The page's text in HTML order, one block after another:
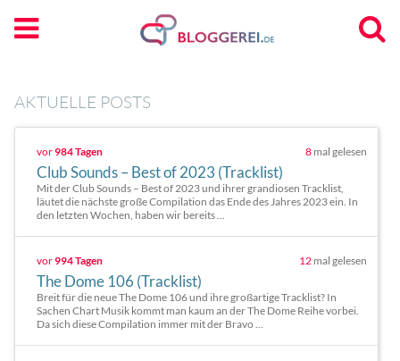
AKTUELLE POSTS
vor984 Tagen 8 mal gelesen
Club Sounds – Best of 2023 (Tracklist)
Mit der Club Sounds – Best of 2023 und ihrer grandiosen Tracklist,
läutet die nächste große Compilation das Ende des Jahres 2023 ein. In
den letzten Wochen, haben wir bereits ...
vor994 Tagen 12 mal gelesen
The Dome 106 (Tracklist)
Breit für die neue The Dome 106 und ihre großartige Tracklist? In
Sachen Chart Musik kommt man kaum an der The Dome Reihe vorbei.
Da sich diese Compilation immer mit der Bravo ...